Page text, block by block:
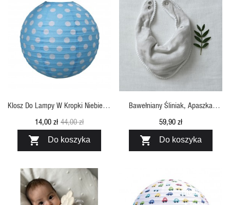
SZYBKI PODGLĄD
Klosz Do Lampy W Kropki Niebieski
Jabadabado
44,00 zł
14,00 zł
 Do koszyka
SZYBKI PODGLĄD
Bawełniany Śliniak, Apaszka
Jasnoszary JackOJuno
59,90 zł
 Do koszyka
OBECNIE
BRAK NA